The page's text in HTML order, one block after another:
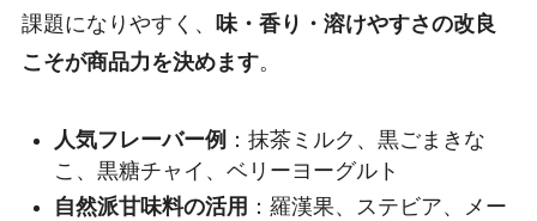
課題になりやすく、 味・香り・溶けやすさの改良
こそが商品力を決めます。
人気フレーバー例 ：抹茶ミルク、黒ごまきな
こ、黒糖チャイ、ベリーヨーグルト
自然派甘味料の活用 ：羅漢果、ステビア、メー